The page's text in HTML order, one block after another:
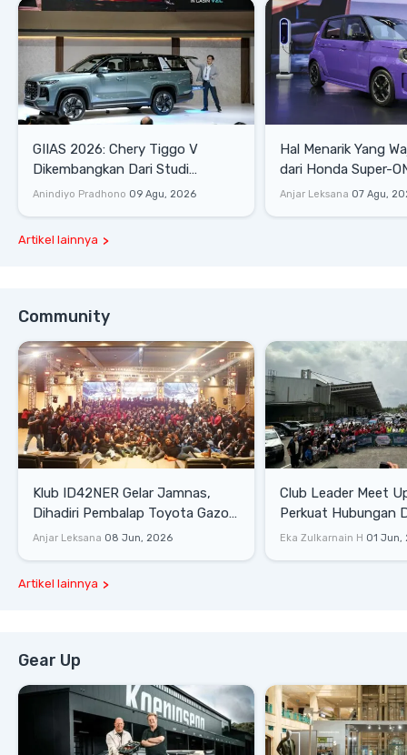
GIIAS 2026: Chery Tiggo V
Dikembangkan Dari Studi
Komprehensif di Indonesia
Anindiyo Pradhono 09 Agu, 2026
Hal Menarik Yang
dari Honda Super-ONE
Harga
Anjar Leksana 07 Agu,
Artikel lainnya
Community
Klub ID42NER Gelar Jamnas,
Dihadiri Pembalap Toyota Gazoo
Racing
Anjar Leksana 08 Jun, 2026
Club Leader Meet
Perkuat Hubungan
Dengan Komunitas
Eka Zulkarnain H 01 Jun,
Artikel lainnya
Gear Up